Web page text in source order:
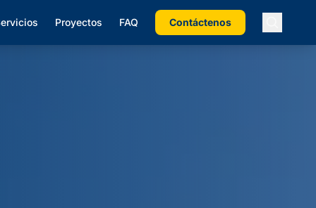
Proyectos FAQ Contáctenos